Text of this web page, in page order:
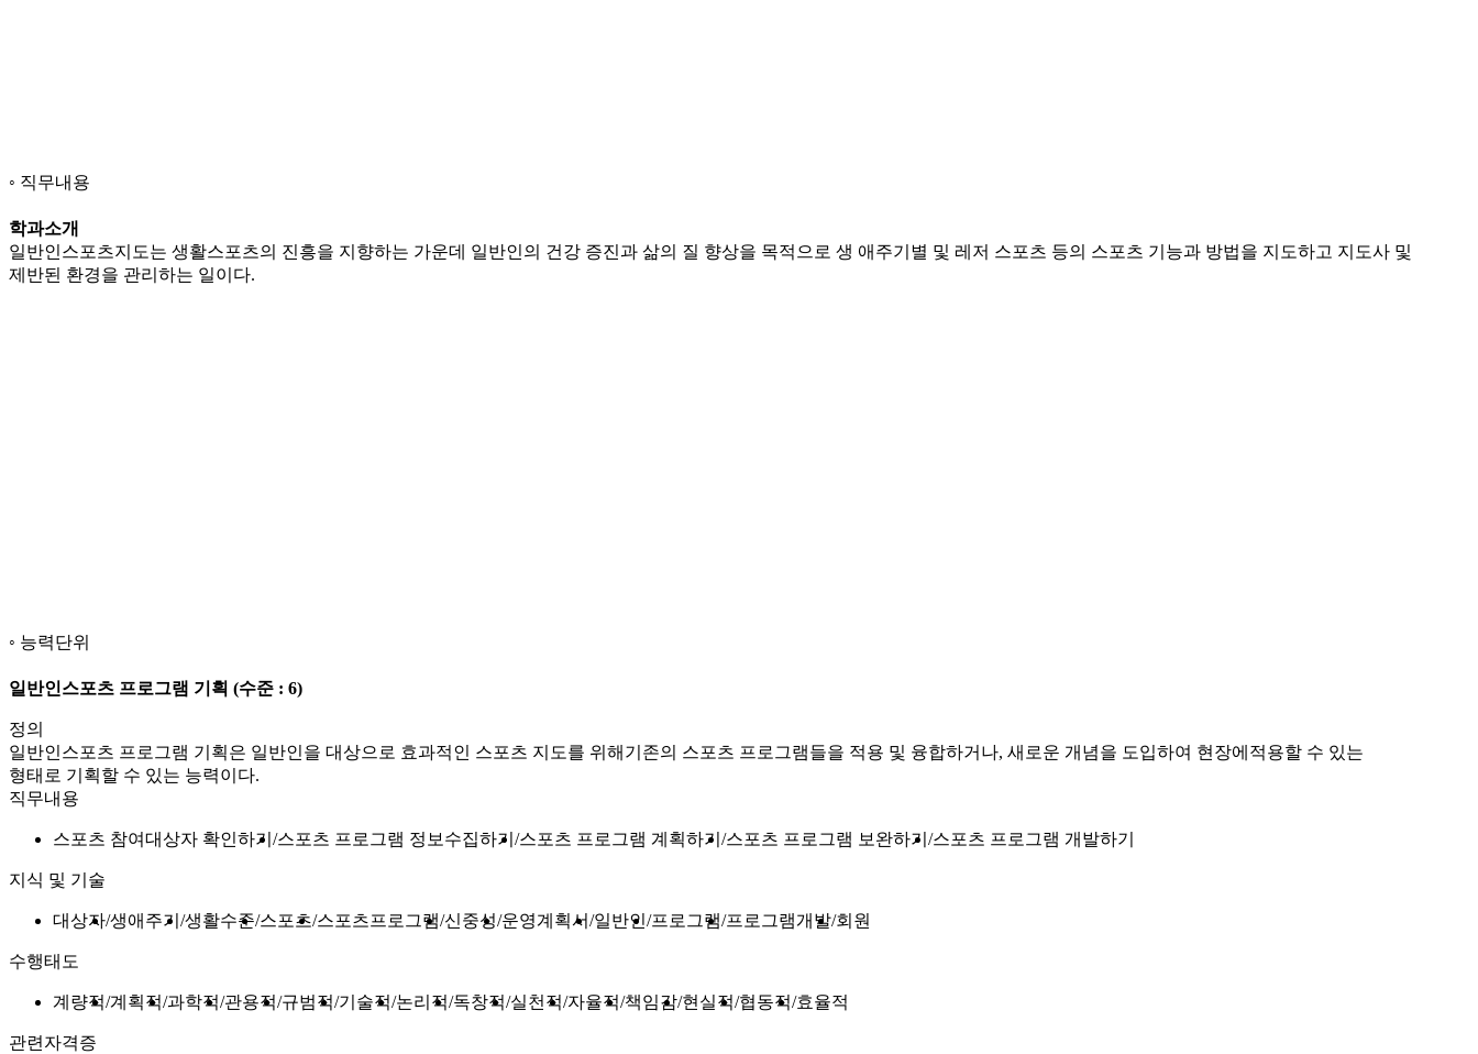
직무내용
학과소개
일반인스포츠지도는 생활스포츠의 진흥을 지향하는 가운데 일반인의 건강 증진과 삶의 질 향상을 목적으로 생 애주기별 및 레저 스포츠 등의 스포츠 기능과 방법을 지도하고 지도사 및
제반된 환경을 관리하는 일이다.
능력단위
일반인스포츠 프로그램 기획 (수준 : 6)
정의
일반인스포츠 프로그램 기획은 일반인을 대상으로 효과적인 스포츠 지도를 위해기존의 스포츠 프로그램들을 적용 및 융합하거나, 새로운 개념을 도입하여 현장에적용할 수 있는
형태로 기획할 수 있는 능력이다.
직무내용
스포츠 참여대상자 확인하기 스포츠 프로그램 정보수집하기 스포츠 프로그램 계획하기 스포츠 프로그램 보완하기 스포츠 프로그램 개발하기
지식 및 기술
대상자 생애주기 생활수준 스포츠 스포츠프로그램 신중성 운영계획서 일반인 프로그램 프로그램개발 회원
수행태도
계량적 계획적 과학적 관용적 규범적 기술적 논리적 독창적 실천적 자율적 책임감 현실적 협동적 효율적
관련자격증